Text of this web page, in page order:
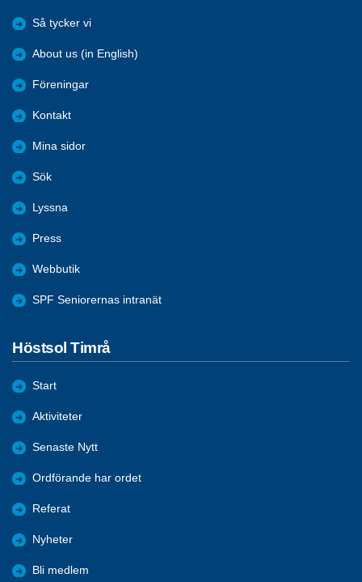
Så tycker vi
About us (in English)
Föreningar
Kontakt
Mina sidor
Sök
Lyssna
Press
Webbutik
SPF Seniorernas intranät
Höstsol Timrå
Start
Aktiviteter
Senaste Nytt
Ordförande har ordet
Referat
Nyheter
Bli medlem